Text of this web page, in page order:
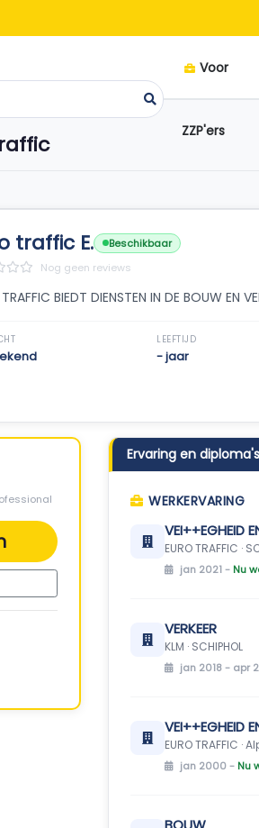
Voor
ZZP'ers
traffic E.
Beschikbaar
Nog geen reviews
BIEDT DIENSTEN IN DE BOUW EN
LEEFTIJD
- jaar
Ervaring en diploma's
WERKERVARING
VEI++EGHEID
EURO TRAFFIC ·
jan 2021 - Nu
VERKEER
KLM · SCHIPHOL
jan 2018 - apr
VEI++EGHEID
EURO TRAFFIC ·
jan 2000 - Nu